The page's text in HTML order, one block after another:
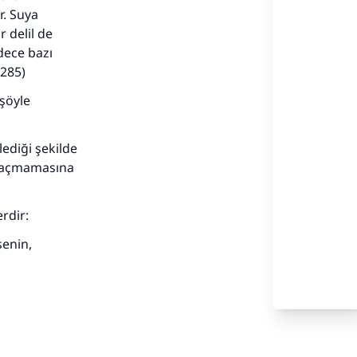
Suya
delil de
bazı
şekilde